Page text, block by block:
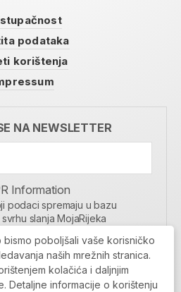
podataka
korištenja
NA NEWSLETTER
Information
podaci spremaju u bazu
slanja MojaRijeka
NEWSLETTER
SE
poboljšali vaše korisničko
naših mrežnih stranica.
kolačića i daljnjim
Detaljne informacije o korištenju